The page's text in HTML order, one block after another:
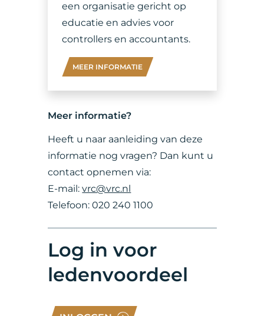
een organisatie gericht op
educatie en advies voor
controllers en accountants.
MEER INFORMATIE
Meer informatie?
Heeft u naar aanleiding van deze
informatie nog vragen? Dan kunt u
contact opnemen via:
E-mail:vrc@vrc.nl
Telefoon: 020 240 1100
Log in voor
ledenvoordeel